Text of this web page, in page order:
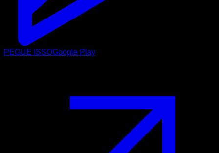
PEGUE ISSOGoogle Play